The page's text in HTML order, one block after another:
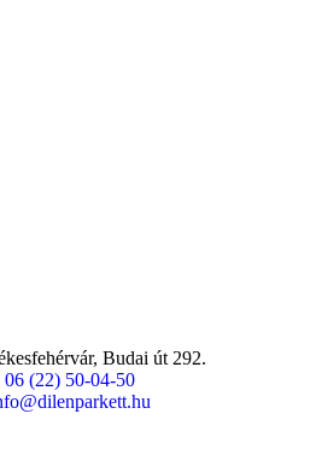
Budai út 292.
06 (22) 50-04-50